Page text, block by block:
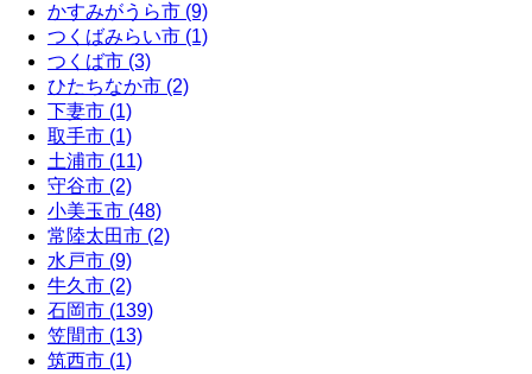
かすみがうら市 (9)
つくばみらい市 (1)
つくば市 (3)
ひたちなか市 (2)
下妻市 (1)
取手市 (1)
土浦市 (11)
守谷市 (2)
小美玉市 (48)
常陸太田市 (2)
水戸市 (9)
牛久市 (2)
石岡市 (139)
笠間市 (13)
筑西市 (1)